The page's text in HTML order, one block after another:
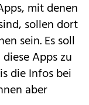
mit denen
sollen dort
sein. Es soll
Apps zu
die Infos bei
aber